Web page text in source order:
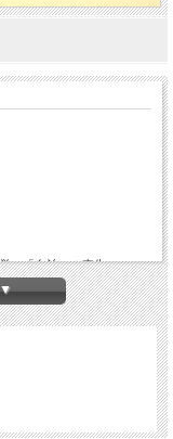
営、「自治」の喪失――
著者が問う、「大学の使
▼